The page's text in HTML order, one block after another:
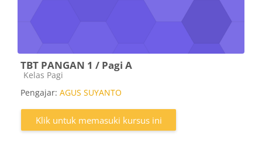
TBT PANGAN 1 / Pagi A
Kategori kursus
Kelas Pagi
Pengajar: AGUS SUYANTO
Klik untuk memasuki kursus ini